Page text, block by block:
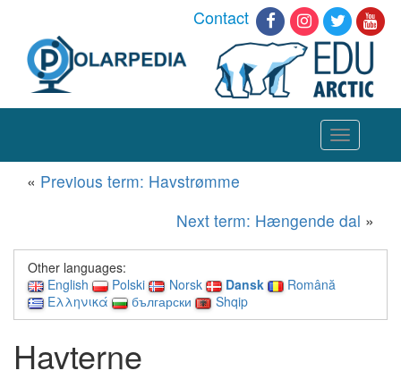
Contact
Toggle
navigation
« Previous term: Havstrømme
Next term: Hængende dal »
Other languages:
English
Polski Norsk Dansk
Română
Ελληνικά
български Shqip
Havterne